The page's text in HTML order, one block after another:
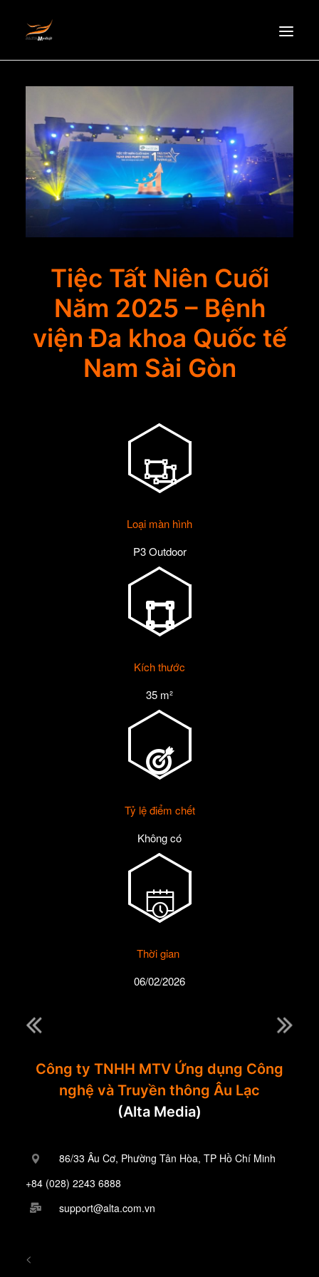
ABOUT US
NEWS
PRODUCTS
PARTNERS
RECRUITMENT
Tiệc Tất Niên Cuối
Năm 2025 – Bệnh
viện Đa khoa Quốc tế
Nam Sài Gòn
Loại màn hình
P3 Outdoor
Kích thước
35 m²
Tỷ lệ điểm chết
Không có
Thời gian
06/02/2026
Công ty TNHH MTV Ứng dụng Công
nghệ và Truyền thông Âu Lạc
(Alta Media)
86/33 Âu Cơ, Phường Tân Hòa, TP Hồ Chí Minh
+84 (028) 2243 6888
support@alta.com.vn
<